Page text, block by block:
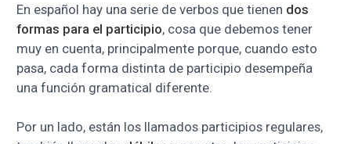
En español hay una serie de verbos que tienen dos
formas para el participio, cosa que debemos tener
muy en cuenta, principalmente porque, cuando esto
pasa, cada forma distinta de participio desempeña
una función gramatical diferente.
Por un lado, están los llamados participios regulares,